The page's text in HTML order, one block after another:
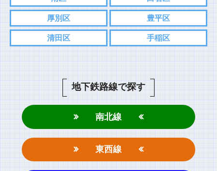
厚別区 豊平区
清田区 手稲区
地下鉄路線で探す
南北線
東西線